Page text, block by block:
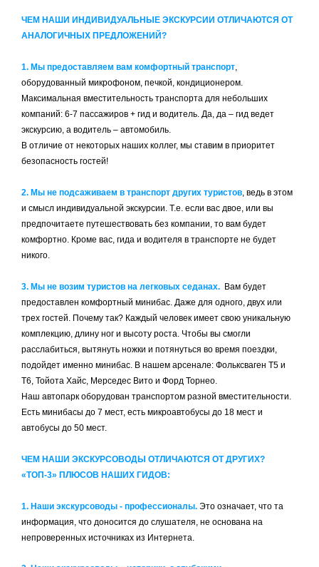
ЧЕМ НАШИ ИНДИВИДУАЛЬНЫЕ ЭКСКУРСИИ ОТЛИЧАЮТСЯ ОТ
АНАЛОГИЧНЫХ ПРЕДЛОЖЕНИЙ?
1. Мы предоставляем вам комфортный транспорт,
оборудованный микрофоном, печкой, кондиционером.
Максимальная вместительность транспорта для небольших
компаний: 6-7 пассажиров + гид и водитель. Да, да – гид ведет
экскурсию, а водитель – автомобиль.
В отличие от некоторых наших коллег, мы ставим в приоритет
безопасность гостей!
2. Мы не подсаживаем в транспорт других туристов, ведь в этом
и смысл индивидуальной экскурсии. Т.е. если вас двое, или вы
предпочитаете путешествовать без компании, то вам будет
комфортно. Кроме вас, гида и водителя в транспорте не будет
никого.
3. Мы не возим туристов на легковых седанах. Вам будет
предоставлен комфортный минибас. Даже для одного, двух или
трех гостей. Почему так? Каждый человек имеет свою уникальную
комплекцию, длину ног и высоту роста. Чтобы вы смогли
расслабиться, вытянуть ножки и потянуться во время поездки,
подойдет именно минибас. В нашем арсенале: Фольксваген Т5 и
Т6, Тойота Хайс, Мерседес Вито и Форд Торнео.
Наш автопарк оборудован транспортом разной вместительности.
Есть минибасы до 7 мест, есть микроавтобусы до 18 мест и
автобусы до 50 мест.
ЧЕМ НАШИ ЭКСКУРСОВОДЫ ОТЛИЧАЮТСЯ ОТ ДРУГИХ?
«ТОП-3» ПЛЮСОВ НАШИХ ГИДОВ:
1. Наши экскурсоводы - профессионалы. Это означает, что та
информация, что доносится до слушателя, не основана на
непроверенных источниках из Интернета.